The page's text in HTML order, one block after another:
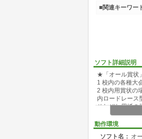
ソフト詳細説明
★「オール賞状
1 校内の各種大
2 校内用賞状の
内ロードレース
それぞれ用紙の
3 学級用は横
4 学校、学級以
に別シートをひ
動作環境
ソフト名： オ
■関連キーワー